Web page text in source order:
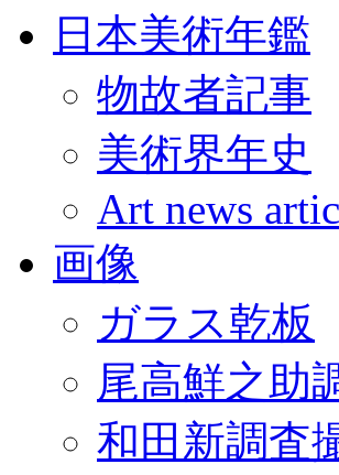
日本美術年鑑
物故者記事
美術界年史
Art news
画像
ガラス乾板
尾高鮮之助
和田新調査